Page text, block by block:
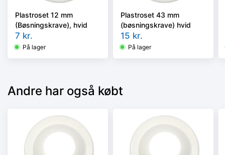
Plastroset 12 mm
(Bøsningskrave), hvid
7 kr.
På lager
Plastroset 43 mm
(bøsningskrave) hvid
15 kr.
På lager
Andre har også købt